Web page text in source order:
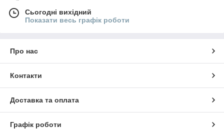
Сьогодні вихідний
Показати весь графік роботи
Про нас
Контакти
Доставка та оплата
Графік роботи